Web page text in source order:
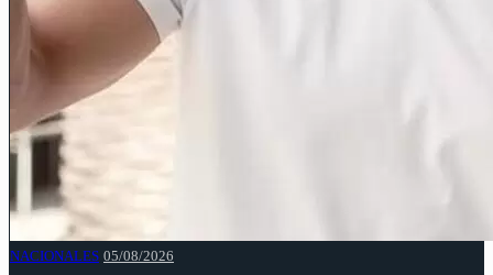
NACIONALES 05/08/2026